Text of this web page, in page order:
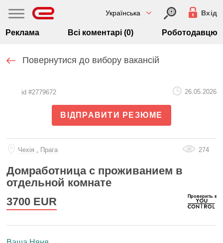
Українська Вхід
Реклама Всі коментарі (0) Роботодавцю
Повернутися до вибору вакансій
id #2779672 26.05.2026
ВІДПРАВИТИ РЕЗЮМЕ
Чехiя , Прага 274
Домработница с проживанием в
отдельной комнате
3700 EUR